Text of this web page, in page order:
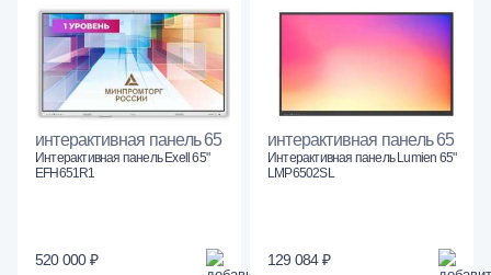
интерактивная панель 65
Интерактивная панель Exell 65"
EFH651R1
520 000 ₽
интерактивная панель 65
Интерактивная панель Lumien 65"
LMP6502SL
129 084 ₽